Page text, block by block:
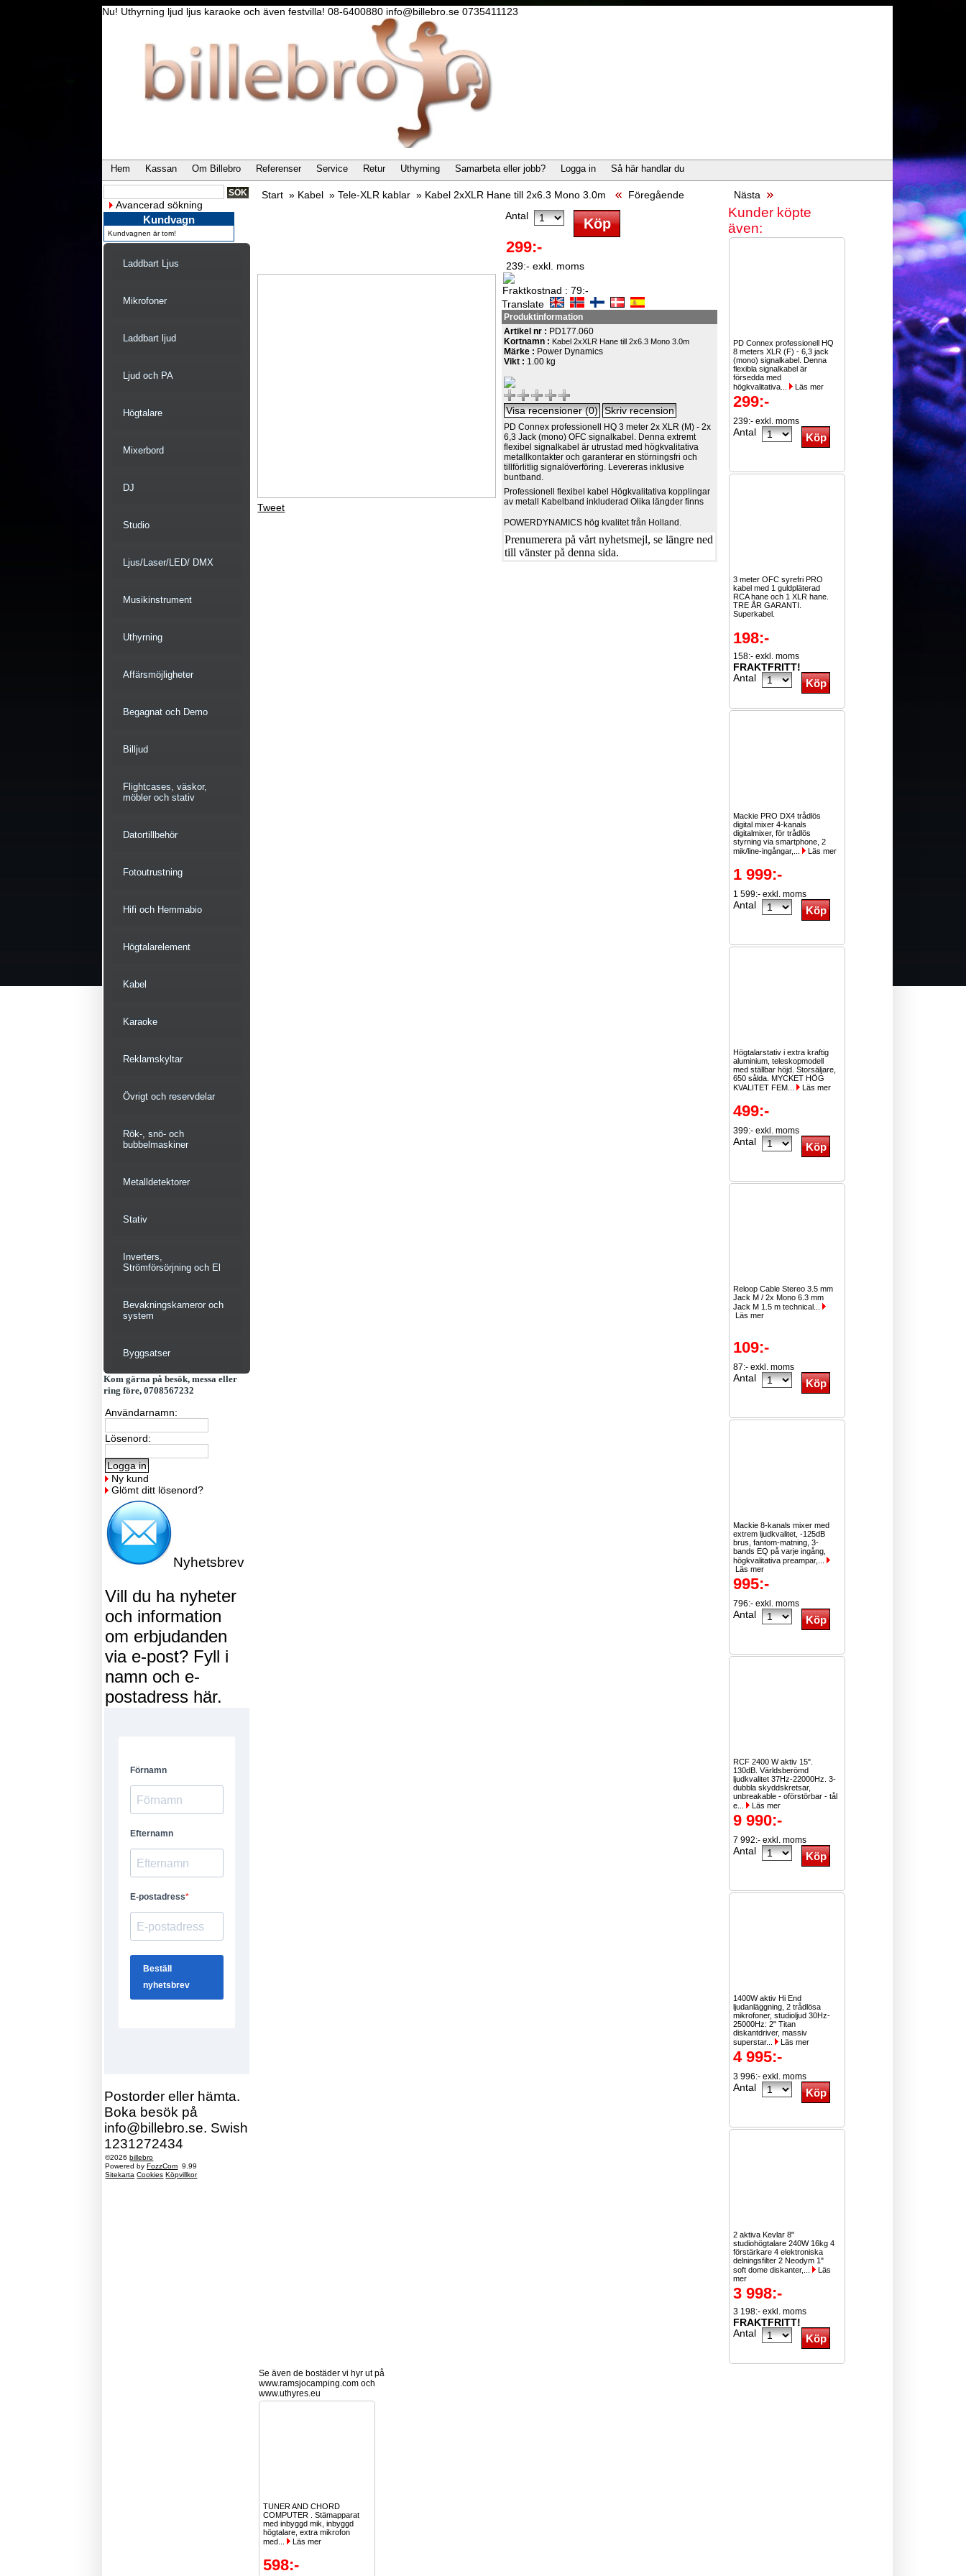
Nu! Uthyrning ljud ljus karaoke och även festvilla! 08-6400880 info@billebro.se 0735411123
Hem Kassan Om Billebro Referenser Service Retur Uthyrning Samarbeta eller jobb? Logga in Så här handlar du
Avancerad sökning
Kundvagn
Kundvagnen är tom!
Laddbart Ljus
Mikrofoner
Laddbart ljud
Ljud och PA
Högtalare
Mixerbord
DJ
Studio
Ljus/Laser/LED/ DMX
Musikinstrument
Uthyrning
Affärsmöjligheter
Begagnat och Demo
Billjud
Flightcases, väskor,
möbler och stativ
Datortillbehör
Fotoutrustning
Hifi och Hemmabio
Högtalarelement
Kabel
Karaoke
Reklamskyltar
Övrigt och reservdelar
Rök-, snö- och
bubbelmaskiner
Metalldetektorer
Stativ
Inverters,
Strömförsörjning och El
Bevakningskameror och
system
Byggsatser
Kom gärna på besök, messa eller
ring före, 0708567232
Användarnamn:
Lösenord:
Ny kund
Glömt ditt lösenord?
Nyhetsbrev
Vill du ha nyheter
och information
om erbjudanden
via e-post? Fyll i
namn och e-
postadress här.
Postorder eller hämta.
Boka besök på
info@billebro.se. Swish
1231272434
©2026billebro
Powered byFozzCom 9.99
Sitekarta Cookies Köpvillkor
Start » Kabel »Tele-XLR kablar » Kabel 2xXLR Hane till 2x6.3 Mono 3.0m Föregående Nästa
Tweet
Antal
299:-
239:- exkl. moms
Fraktkostnad : 79:-
Translate
Produktinformation
Artikel nr : PD177.060
Kortnamn : Kabel 2xXLR Hane till 2x6.3 Mono 3.0m
Märke : Power Dynamics
Vikt : 1.00 kg
PD Connex professionell HQ 3 meter 2x XLR (M) - 2x
6,3 Jack (mono) OFC signalkabel. Denna extremt
flexibel signalkabel är utrustad med högkvalitativa
metallkontakter och garanterar en störningsfri och
tillförlitlig signalöverföring. Levereras inklusive
buntband.
Professionell flexibel kabel Högkvalitativa kopplingar
av metall Kabelband inkluderad Olika längder finns
POWERDYNAMICS hög kvalitet från Holland.
Prenumerera på vårt nyhetsmejl, se längre ned
till vänster på denna sida.
Kunder köpte
även:
PD Connex professionell HQ
8 meters XLR (F) - 6,3 jack
(mono) signalkabel. Denna
flexibla signalkabel är
försedda med
högkvalitativa...
Läs mer
299:-
239:- exkl. moms
Antal
3 meter OFC syrefri PRO
kabel med 1 guldpläterad
RCA hane och 1 XLR hane.
TRE ÅR GARANTI.
Superkabel.
198:-
158:- exkl. moms
FRAKTFRITT!
Antal
Mackie PRO DX4 trådlös
digital mixer 4-kanals
digitalmixer, för trådlös
styrning via smartphone, 2
mik/line-ingångar,...
Läs mer
1 999:-
1 599:- exkl. moms
Antal
Högtalarstativ i extra kraftig
aluminium, teleskopmodell
med ställbar höjd. Storsäljare,
650 sålda. MYCKET HÖG
KVALITET FEM...
Läs mer
499:-
399:- exkl. moms
Antal
Reloop Cable Stereo 3.5 mm
Jack M / 2x Mono 6.3 mm
Jack M 1.5 m technical...
Läs mer
109:-
87:- exkl. moms
Antal
Mackie 8-kanals mixer med
extrem ljudkvalitet, -125dB
brus, fantom-matning, 3-
bands EQ på varje ingång,
högkvalitativa preampar,...
Läs mer
995:-
796:- exkl. moms
Antal
RCF 2400 W aktiv 15".
130dB. Världsberömd
ljudkvalitet 37Hz-22000Hz. 3-
dubbla skyddskretsar,
unbreakable - oförstörbar - tål
e...
Läs mer
9 990:-
7 992:- exkl. moms
Antal
1400W aktiv Hi End
ljudanläggning, 2 trådlösa
mikrofoner, studioljud 30Hz-
25000Hz: 2" Titan
diskantdriver, massiv
superstar...
Läs mer
4 995:-
3 996:- exkl. moms
Antal
2 aktiva Kevlar 8"
studiohögtalare 240W 16kg 4
förstärkare 4 elektroniska
delningsfilter 2 Neodym 1"
soft dome diskanter,...
Läs
mer
3 998:-
3 198:- exkl. moms
FRAKTFRITT!
Antal
Se även de bostäder vi hyr ut på
www.ramsjocamping.com och
www.uthyres.eu
TUNER AND CHORD
COMPUTER . Stämapparat
med inbyggd mik, inbyggd
högtalare, extra mikrofon
med...
Läs mer
598:-